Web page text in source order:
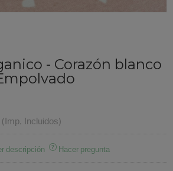
- Corazón blanco
(Imp. Incluidos)
descripción Hacer pregunta